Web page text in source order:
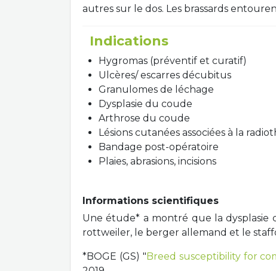
autres sur le dos. Les brassards
Indications
Hygromas (préventif et curatif)
Ulcères/ escarres décubitus
Granulomes de léchage
Dysplasie du coude
Arthrose du coude
Lésions cutanées associées à la
Bandage post-opératoire
Plaies, abrasions, incisions
Informations scientifiques
Une étude* a montré que la dysplasie
rottweiler, le berger allemand et le
*BOGE (GS) "Breed susceptibility for